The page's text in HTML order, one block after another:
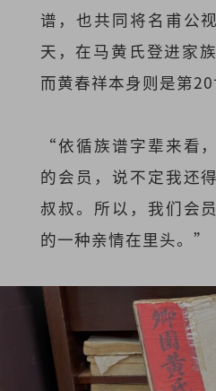
谱，也共同将名甫公
天，在马黄氏登进家
而黄春祥本身则是第20
“依循族谱字辈来看
的会员，说不定我还
叔叔。所以，我们会
的一种亲情在里头。”